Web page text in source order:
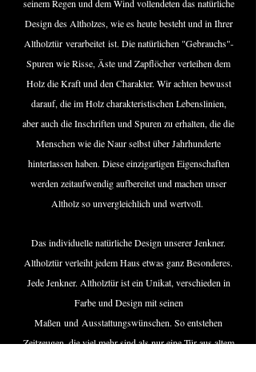
seinem Regen und dem Wind vollendeten das natürliche
Design des Altholzes, wie es heute besteht und in Ihrer
Altholztür verarbeitetist. Die natürlichen "Gebrauchs"-
Spuren wie Risse, Äste und Zapflöcher verleihen dem
Holz die Kraft und den Charakter. Wir achten bewusst
darauf, die im Holz charakteristischen Lebenslinien,
aber auch die Inschriften und Spuren zu erhalten, die die
Menschen wie die Naur selbst über Jahrhunderte
hinterlassen haben. Diese einzigartigen Eigenschaften
werden zeitaufwendig aufbereitet und machen unser
Altholz so unvergleichlich und wertvoll.
Das individuelle natürliche Design unserer Jenkner.
Altholztür verleiht jedem Haus etwas ganz Besonderes.
Jede Jenkner. Altholztür ist ein Unikat, verschieden in
Farbe und Design mit seinen
Maßen und Ausstattungswünschen. So entstehen
Zeitzeugen, die viel mehr sind als nur eine Tür aus altem